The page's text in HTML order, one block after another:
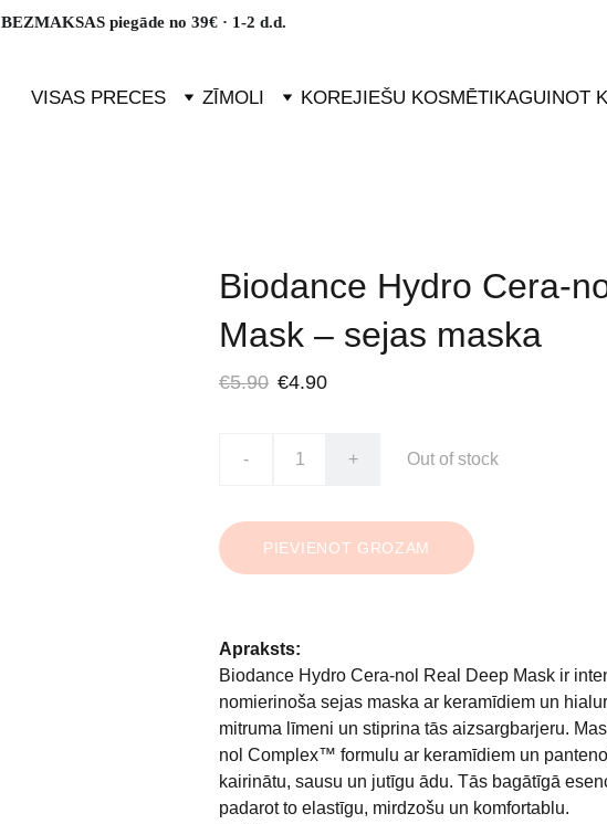
BEZMAKSAS piegāde no 39€ · 1-2 d.d.
VISAS PRECES ZĪMOLI KOREJIEŠU KOSMĒTIKAGUINOT
Biodance Hydro Cera-
Mask – sejas maska
€5.90 €4.90
- + Out of stock
PIEVIENOT GROZAM
Apraksts:
Biodance Hydro Cera-nol Real Deep Mask ir
nomierinoša sejas maska ar keramīdiem un
mitruma līmeni un stiprina tās aizsargbarjeru.
nol Complex™ formulu ar keramīdiem un
kairinātu, sausu un jutīgu ādu. Tās bagātīgā
padarot to elastīgu, mirdzošu un komfortablu.